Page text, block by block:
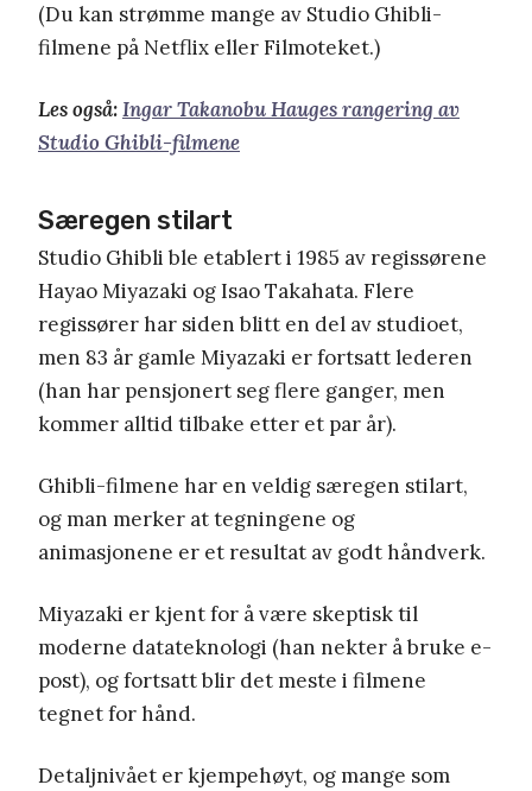
(Du kan strømme mange av Studio Ghibli-
filmene på Netflix eller Filmoteket.)
Les også:Ingar Takanobu Hauges rangering av
Studio Ghibli-filmene
Særegen stilart
Studio Ghibli ble etablert i 1985 av regissørene
Hayao Miyazaki og Isao Takahata. Flere
regissører har siden blitt en del av studioet,
men 83 år gamle Miyazaki er fortsatt lederen
(han har pensjonert seg flere ganger, men
kommer alltid tilbake etter et par år).
Ghibli-filmene har en veldig særegen stilart,
og man merker at tegningene og
animasjonene er et resultat av godt håndverk.
Miyazaki er kjent for å være skeptisk til
moderne datateknologi (han nekter å bruke e-
post), og fortsatt blir det meste i filmene
tegnet for hånd.
Detaljnivået er kjempehøyt, og mange som